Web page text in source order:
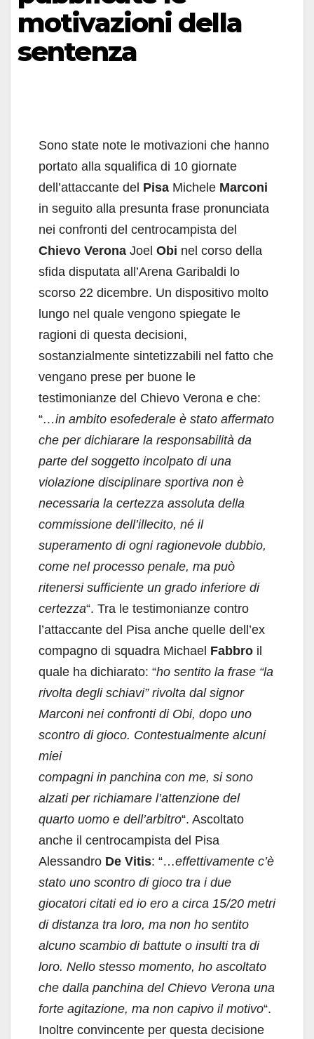
motivazioni della
sentenza
Sono state note le motivazioni che hanno
portato alla squalifica di 10 giornate
dell’attaccante del Pisa Michele Marconi
in seguito alla presunta frase pronunciata
nei confronti del centrocampista del
Chievo Verona Joel Obi nel corso della
sfida disputata all’Arena Garibaldi lo
scorso 22 dicembre. Un dispositivo molto
lungo nel quale vengono spiegate le
ragioni di questa decisioni,
sostanzialmente sintetizzabili nel fatto che
vengano prese per buone le
testimonianze del Chievo Verona e che:
“…in ambito esofederale è stato affermato
che per dichiarare la responsabilità da
parte del soggetto incolpato di una
violazione disciplinare sportiva non è
necessaria la certezza assoluta della
commissione dell’illecito, né il
superamento di ogni ragionevole dubbio,
come nel processo penale, ma può
ritenersi sufficiente un grado inferiore di
certezza“. Tra le testimonianze contro
l’attaccante del Pisa anche quelle dell’ex
compagno di squadra Michael Fabbro il
quale ha dichiarato: “ho sentito la frase “la
rivolta degli schiavi” rivolta dal signor
Marconi nei confronti di Obi, dopo uno
scontro di gioco. Contestualmente alcuni
miei
compagni in panchina con me, si sono
alzati per richiamare l’attenzione del
quarto uomo e dell’arbitro“. Ascoltato
anche il centrocampista del Pisa
Alessandro De Vitis: “…effettivamente c’è
stato uno scontro di gioco tra i due
giocatori citati ed io ero a circa 15/20 metri
di distanza tra loro, ma non ho sentito
alcuno scambio di battute o insulti tra di
loro. Nello stesso momento, ho ascoltato
che dalla panchina del Chievo Verona una
forte agitazione, ma non capivo il motivo“.
Inoltre convincente per questa decisione